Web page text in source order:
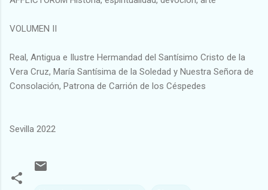
VOLUMEN II
Real, Antigua e Ilustre Hermandad del Santísimo Cristo de la
Vera Cruz, María Santísima de la Soledad y Nuestra Señora de
Consolación, Patrona de Carrión de los Céspedes
Sevilla 2022